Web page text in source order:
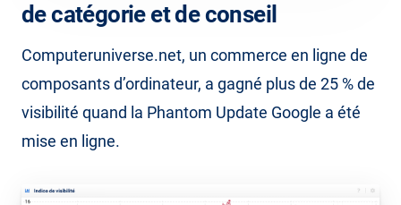
de catégorie et de conseil
Computeruniverse.net, un commerce en ligne de
composants d’ordinateur, a gagné plus de 25 % de
visibilité quand la Phantom Update Google a été
mise en ligne.